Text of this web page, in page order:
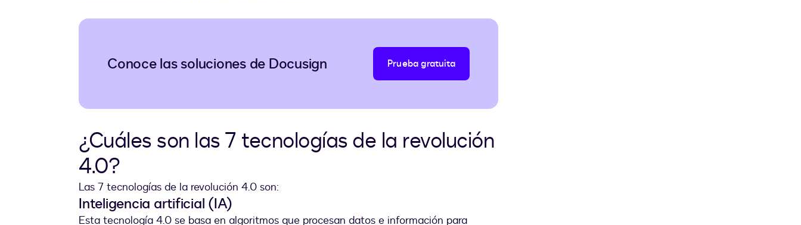
Conoce las soluciones de Docusign Prueba gratuita
¿Cuáles son las 7 tecnologías de la revolución
4.0?
Las 7 tecnologías de la revolución 4.0 son:
Inteligencia artificial (IA)
Esta tecnología 4.0 se basa en algoritmos que procesan datos e información para